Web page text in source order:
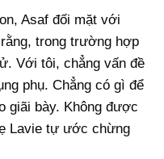
Asaf đối mặt với
trong trường hợp
Với tôi, chẳng vấn đề
phụ. Chẳng có gì để
giãi bày. Không được
Lavie tự ước chừng